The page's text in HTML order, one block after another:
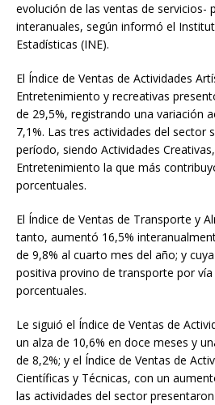
evolución de las ventas de servicios-
interanuales, según informó el
Estadísticas (INE).
El Índice de Ventas de Actividades
Entretenimiento y recreativas
de 29,5%, registrando una variación
7,1%. Las tres actividades del sector
período, siendo Actividades
Entretenimiento la que más
porcentuales.
El Índice de Ventas de Transporte y
tanto, aumentó 16,5%
de 9,8% al cuarto mes del año; y
positiva provino de transporte por
porcentuales.
Le siguió el Índice de Ventas de
un alza de 10,6% en doce meses y
de 8,2%; y el Índice de Ventas de
Científicas y Técnicas, con un
las actividades del sector